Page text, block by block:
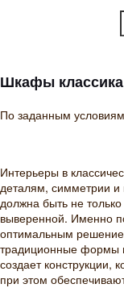
Шкафы классика
По заданным
Интерьеры в
деталям, симметрии и
должна быть не
выверенной. Именно
оптимальным
традиционные формы
создает конструкции,
при этом